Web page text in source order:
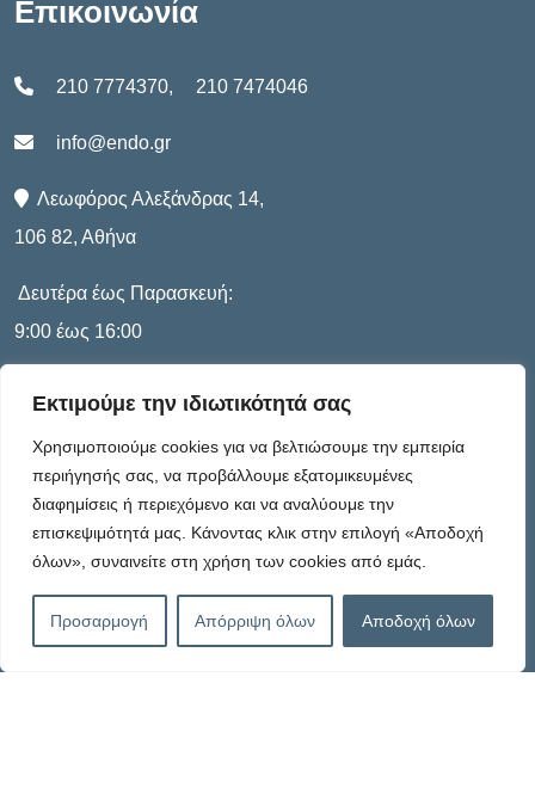
Εκτιμούμε την ιδιωτικότητά σας
Χρησιμοποιούμε cookies για να βελτιώσουμε την εμπειρία
περιήγησής σας, να προβάλλουμε εξατομικευμένες
διαφημίσεις ή περιεχόμενο και να αναλύουμε την
επισκεψιμότητά μας. Κάνοντας κλικ στην επιλογή «Αποδοχή
όλων», συναινείτε στη χρήση των cookies από εμάς.
Προσαρμογή Απόρριψη όλων Αποδοχή όλων
Επικοινωνία
210 7774370, 210 7474046
info@endo.gr
Λεωφόρος Αλεξάνδρας 14,
106 82, Αθήνα
Δευτέρα έως Παρασκευή:
9:00 έως 16:00
Πληροφορίες
Καταστατικό
Πολιτική Απορρήτου
Πολιτική Cookies – G.D.P.R.